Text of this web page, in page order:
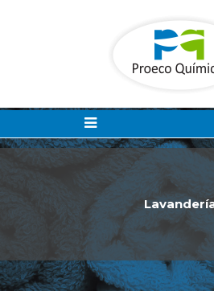
Gama completa de productos